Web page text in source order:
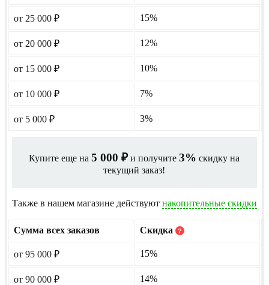
от 25 000 ₽ 15%
от 20 000 ₽ 12%
от 15 000 ₽ 10%
от 10 000 ₽ 7%
от 5 000 ₽ 3%
Купите еще на5 000₽и получите3% скидку на
текущий заказ!
Также в нашем магазине действуют накопительные скидки
Сумма всех заказов Скидка ?
от 95 000 ₽ 15%
от 90 000 ₽ 14%